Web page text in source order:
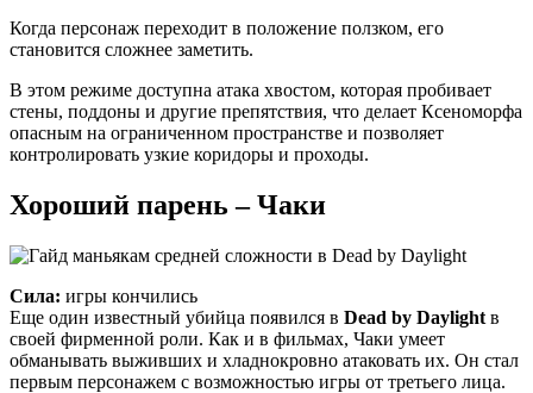
Когда персонаж переходит в положение ползком, его
становится сложнее заметить.
В этом режиме доступна атака хвостом, которая пробивает
стены, поддоны и другие препятствия, что делает Ксеноморфа
опасным на ограниченном пространстве и позволяет
контролировать узкие коридоры и проходы.
Хороший парень – Чаки
Сила: игры кончились
Еще один известный убийца появился в Dead by Daylight в
своей фирменной роли. Как и в фильмах, Чаки умеет
обманывать выживших и хладнокровно атаковать их. Он стал
первым персонажем с возможностью игры от третьего лица.